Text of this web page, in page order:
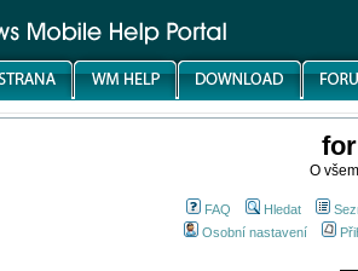
O
FAQ Hledat
Osobní nastavení